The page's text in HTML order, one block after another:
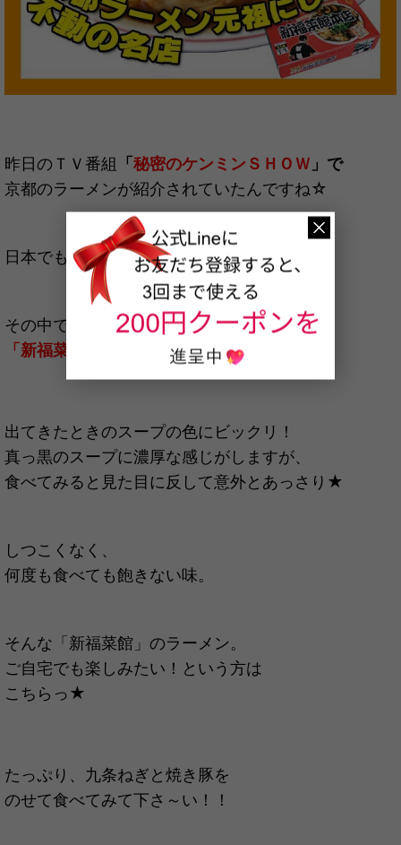
昨日のＴＶ番組 「秘密のケンミンＳＨＯＷ 」で
京都のラーメンが紹介されていたんですね☆
日本でも有数のラーメン激戦区、京都。
その中でも老舗のラーメン屋さん。
「新福菜館」
出てきたときのスープの色にビックリ！
真っ黒のスープに濃厚な感じがしますが、
食べてみると見た目に反して意外とあっさり★
しつこくなく、
何度も食べても飽きない味。
そんな「新福菜館」のラーメン。
ご自宅でも楽しみたい！という方は
こちらっ★
たっぷり、九条ねぎと焼き豚を
のせて食べてみて下さ～い！！